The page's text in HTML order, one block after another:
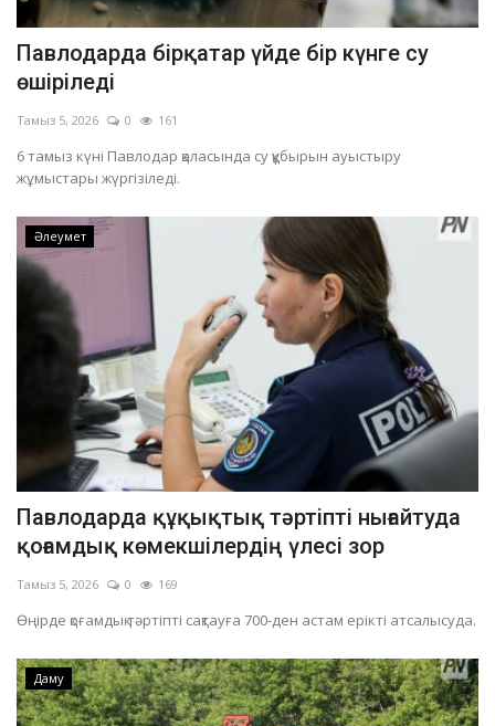
Павлодарда бірқатар үйде бір күнге су
өшіріледі
Тамыз 5, 2026 0 161
6 тамыз күні Павлодар қаласында су құбырын ауыстыру
жұмыстары жүргізіледі.
Әлеумет
Павлодарда құқықтық тәртіпті нығайтуда
қоғамдық көмекшілердің үлесі зор
Тамыз 5, 2026 0 169
Өңірде қоғамдық тәртіпті сақтауға 700-ден астам ерікті атсалысуда.
Даму